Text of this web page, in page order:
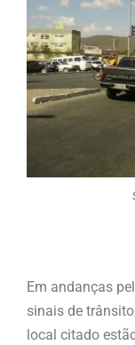
Em andanças
sinais de
local citado